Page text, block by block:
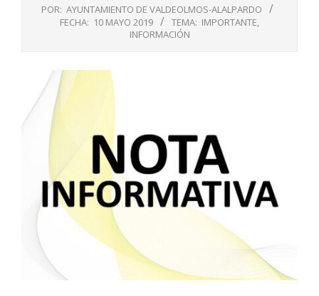
POR: AYUNTAMIENTO DE VALDEOLMOS-ALALPARDO
FECHA: 10 MAYO 2019 TEMA: IMPORTANTE,
INFORMACIÓN